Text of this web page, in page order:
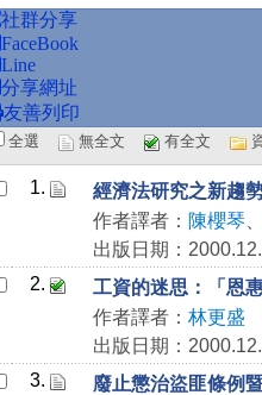
社群分享
FaceBook
Line
分享網址
友善列印
全選 無全文 有全文
1.
經濟法研究之新趨
作者譯者： 陳櫻琴
出版日期：
2.
工資的迷思：「恩
作者譯者： 林更盛
出版日期：
3.
廢止懲治盜匪條例